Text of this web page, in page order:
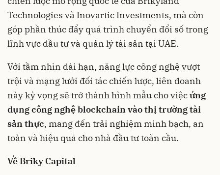
Technologies và Inovartic Investments, mà còn
góp phần thúc đẩy quá trình chuyển đổi số trong
lĩnh vực đầu tư và quản lý tài sản tại UAE.
Với tầm nhìn dài hạn, năng lực công nghệ vượt
trội và mạng lưới đối tác chiến lược, liên doanh
này kỳ vọng sẽ trở thành hình mẫu cho việcứng
dụng công nghệ blockchain vào thị trường tài
sản thực, mang đến trải nghiệm minh bạch, an
toàn và hiệu quả cho nhà đầu tư toàn cầu.
Về Briky Capital